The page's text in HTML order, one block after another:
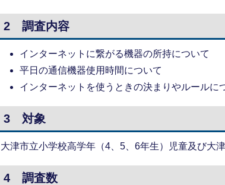
2 調査内容
インターネットに繋がる機器の所持について
平日の通信機器使用時間について
インターネットを使うときの決まりやルール
3 対象
大津市立小学校高学年（4、5、6年生）児童及び大
4 調査数